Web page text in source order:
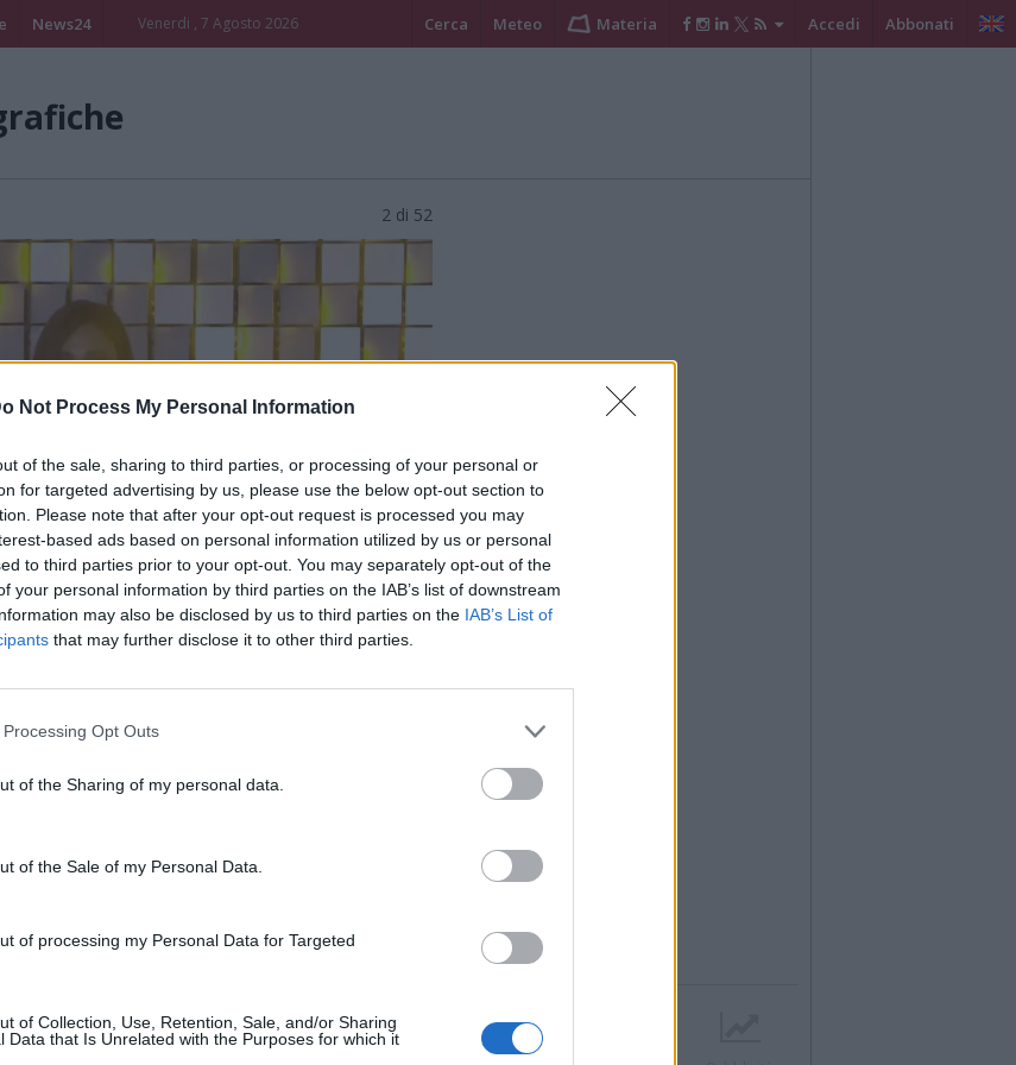
Not Process My Personal Information
of the sale, sharing to third parties, or processing of your personal or
for targeted advertising by us, please use the below opt-out section to
Please note that after your opt-out request is processed you may
based ads based on personal information utilized by us or personal
to third parties prior to your opt-out. You may separately opt-out of the
your personal information by third parties on the IAB’s list of downstream
may also be disclosed by us to third parties on the IAB’s List of
that may further disclose it to other third parties.
Opt Outs
of the Sharing of my personal data.
of the Sale of my Personal Data.
of processing my Personal Data for Targeted
of Collection, Use, Retention, Sale, and/or Sharing
Data that Is Unrelated with the Purposes for which it
News24 Venerdi , 7 Agosto 2026 Cerca Meteo Materia Accedi Abbonati
2 di 52